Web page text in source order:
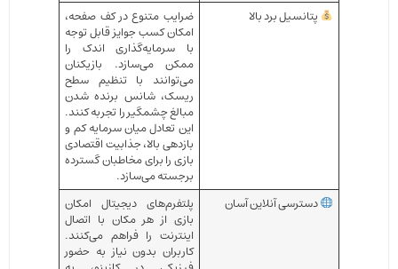
پتانسیل برد بالا
ضرایب متنوع در کف صفحه،
امکان کسب جوایز قابل توجه
با سرمایه‌گذاری اندک را
ممکن می‌سازد. بازیکنان
می‌توانند با تنظیم سطح
ریسک، شانس برنده شدن
مبالغ چشمگیر را تجربه کنند.
این تعادل میان سرمایه کم و
بازدهی بالا، جذابیت اقتصادی
بازی را برای مخاطبان گسترده
برجسته می‌سازد.
دسترسی آنلاین آسان
پلتفرم‌های دیجیتال امکان
بازی از هر مکان با اتصال
اینترنت را فراهم می‌کنند.
کاربران بدون نیاز به حضور